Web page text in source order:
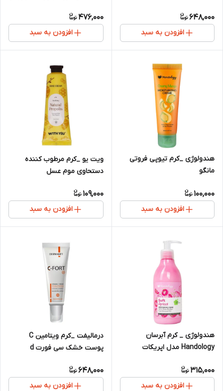
648,000
افزودن به سبد
476,000
افزودن به سبد
هندولوژی _کرم تیوپی فروتی
مانگو
100,000
افزودن به سبد
ویت یو _کرم مرطوب کننده
دستحاوی موم عسل
109,000
افزودن به سبد
هندولوژی _ کرم آبرسان
Handology مدل اپریکات
315,000
افزودن به سبد
درمالیفت _کرم ویتامین C
پوست خشک سی فورت d
648,000
افزودن به سبد